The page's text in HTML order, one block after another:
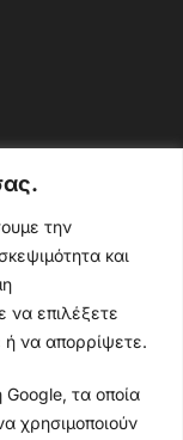
την
και
να επιλέξετε
ή να απορρίψετε.
τα οποία
χρησιμοποιούν